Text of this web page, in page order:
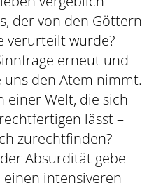
der von den Göttern
verurteilt wurde?
erneut und
den Atem nimmt.
einer Welt, die sich
lässt –
zurechtfinden?
Absurdität gebe
intensiveren